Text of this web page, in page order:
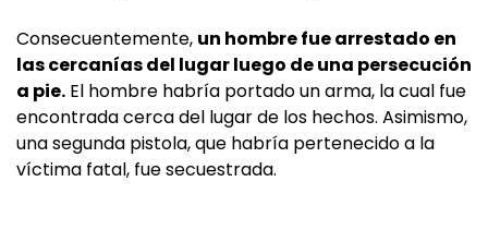
Consecuentemente, un hombre fue arrestado en
las cercanías del lugar luego de una persecución
a pie. El hombre habría portado un arma, la cual fue
encontrada cerca del lugar de los hechos. Asimismo,
una segunda pistola, que habría pertenecido a la
víctima fatal, fue secuestrada.